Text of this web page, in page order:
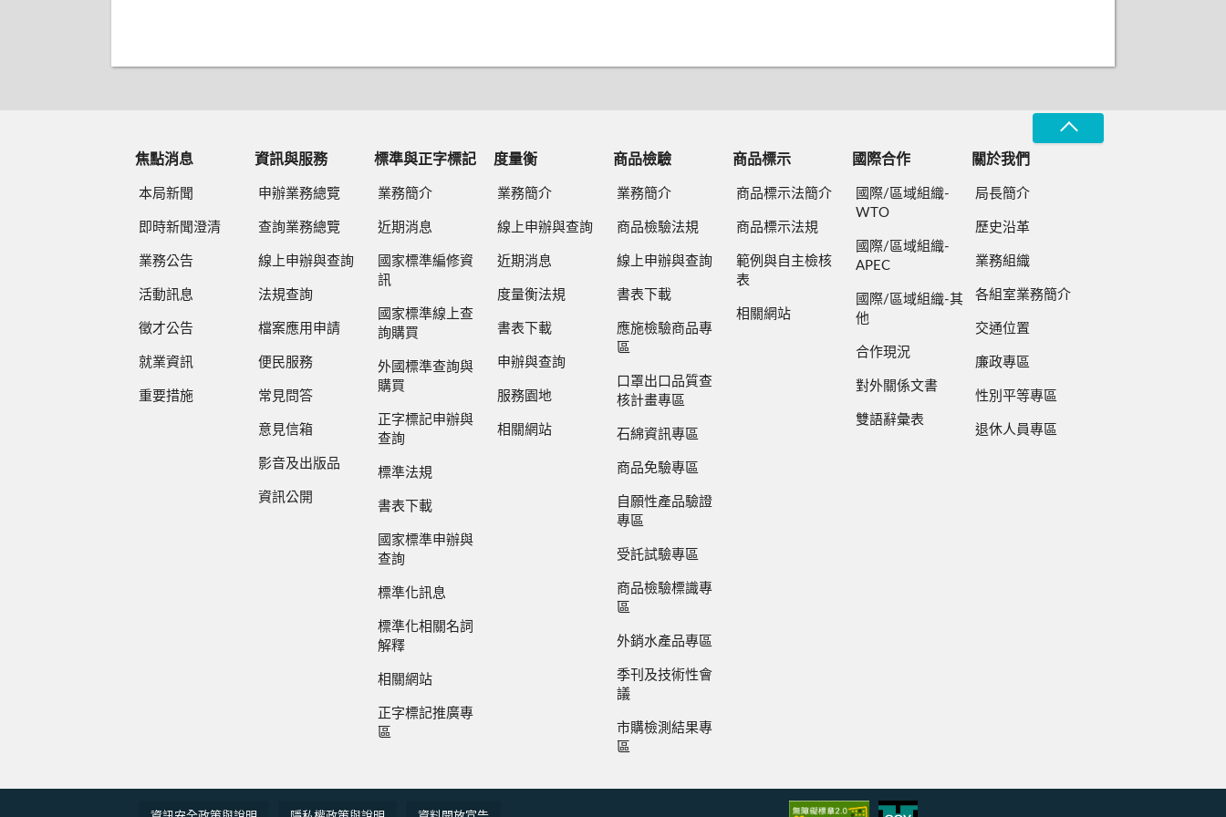
焦點消息
本局新聞
即時新聞澄清
業務公告
活動訊息
徵才公告
就業資訊
重要措施
資訊與服務
申辦業務總覽
查詢業務總覽
線上申辦與查詢
法規查詢
檔案應用申請
便民服務
常見問答
意見信箱
影音及出版品
資訊公開
標準與正字標記
業務簡介
近期消息
國家標準編修資
訊
國家標準線上查
詢購買
外國標準查詢與
購買
正字標記申辦與
查詢
標準法規
書表下載
國家標準申辦與
查詢
標準化訊息
標準化相關名詞
解釋
相關網站
正字標記推廣專
區
度量衡
業務簡介
線上申辦與查詢
近期消息
度量衡法規
書表下載
申辦與查詢
服務園地
相關網站
商品檢驗
業務簡介
商品檢驗法規
線上申辦與查詢
書表下載
應施檢驗商品專
區
口罩出口品質查
核計畫專區
石綿資訊專區
商品免驗專區
自願性產品驗證
專區
受託試驗專區
商品檢驗標識專
區
外銷水產品專區
季刊及技術性會
議
市購檢測結果專
區
商品標示
商品標示法簡介
商品標示法規
範例與自主檢核
表
相關網站
國際合作
國際/區域組織-
WTO
國際/區域組織-
APEC
國際/區域組織-其
他
合作現況
對外關係文書
雙語辭彙表
關於我們
局長簡介
歷史沿革
業務組織
各組室業務簡介
交通位置
廉政專區
性別平等專區
退休人員專區